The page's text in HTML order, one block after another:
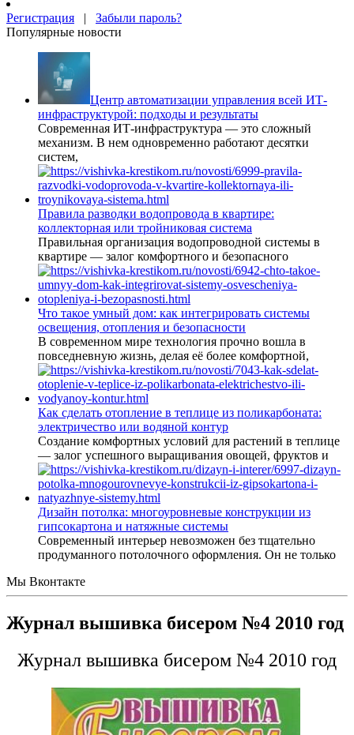
Регистрация | Забыли пароль?
Популярные новости
Центр автоматизации управления всей ИТ-
инфраструктурой: подходы и результаты
Современная ИТ-инфраструктура — это сложный
механизм. В нем одновременно работают десятки
систем,
Правила разводки водопровода в квартире:
коллекторная или тройниковая система
Правильная организация водопроводной системы в
квартире — залог комфортного и безопасного
Что такое умный дом: как интегрировать системы
освещения, отопления и безопасности
В современном мире технология прочно вошла в
повседневную жизнь, делая её более комфортной,
Как сделать отопление в теплице из поликарбоната:
электричество или водяной контур
Создание комфортных условий для растений в теплице
— залог успешного выращивания овощей, фруктов и
Дизайн потолка: многоуровневые конструкции из
гипсокартона и натяжные системы
Современный интерьер невозможен без тщательно
продуманного потолочного оформления. Он не только
Мы Вконтакте
Журнал вышивка бисером №4 2010 год
Журнал вышивка бисером №4 2010 год